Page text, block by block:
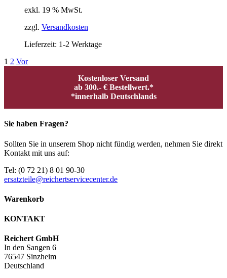
exkl. 19 % MwSt.
zzgl. Versandkosten
Lieferzeit: 1-2 Werktage
1 2 Vor
Kostenloser Versand
ab 300.- € Bestellwert.*
*innerhalb Deutschlands
Sie haben Fragen?
Sollten Sie in unserem Shop nicht fündig werden, nehmen Sie direkt
Kontakt mit uns auf:
Tel: (0 72 21) 8 01 90-30
ersatzteile@reichertservicecenter.de
Warenkorb
KONTAKT
Reichert GmbH
In den Sangen 6
76547 Sinzheim
Deutschland